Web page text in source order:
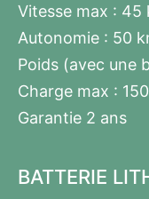
Vitesse max : 45
Autonomie : 50
Poids (avec une
Charge max :
Garantie 2 ans
BATTERIE